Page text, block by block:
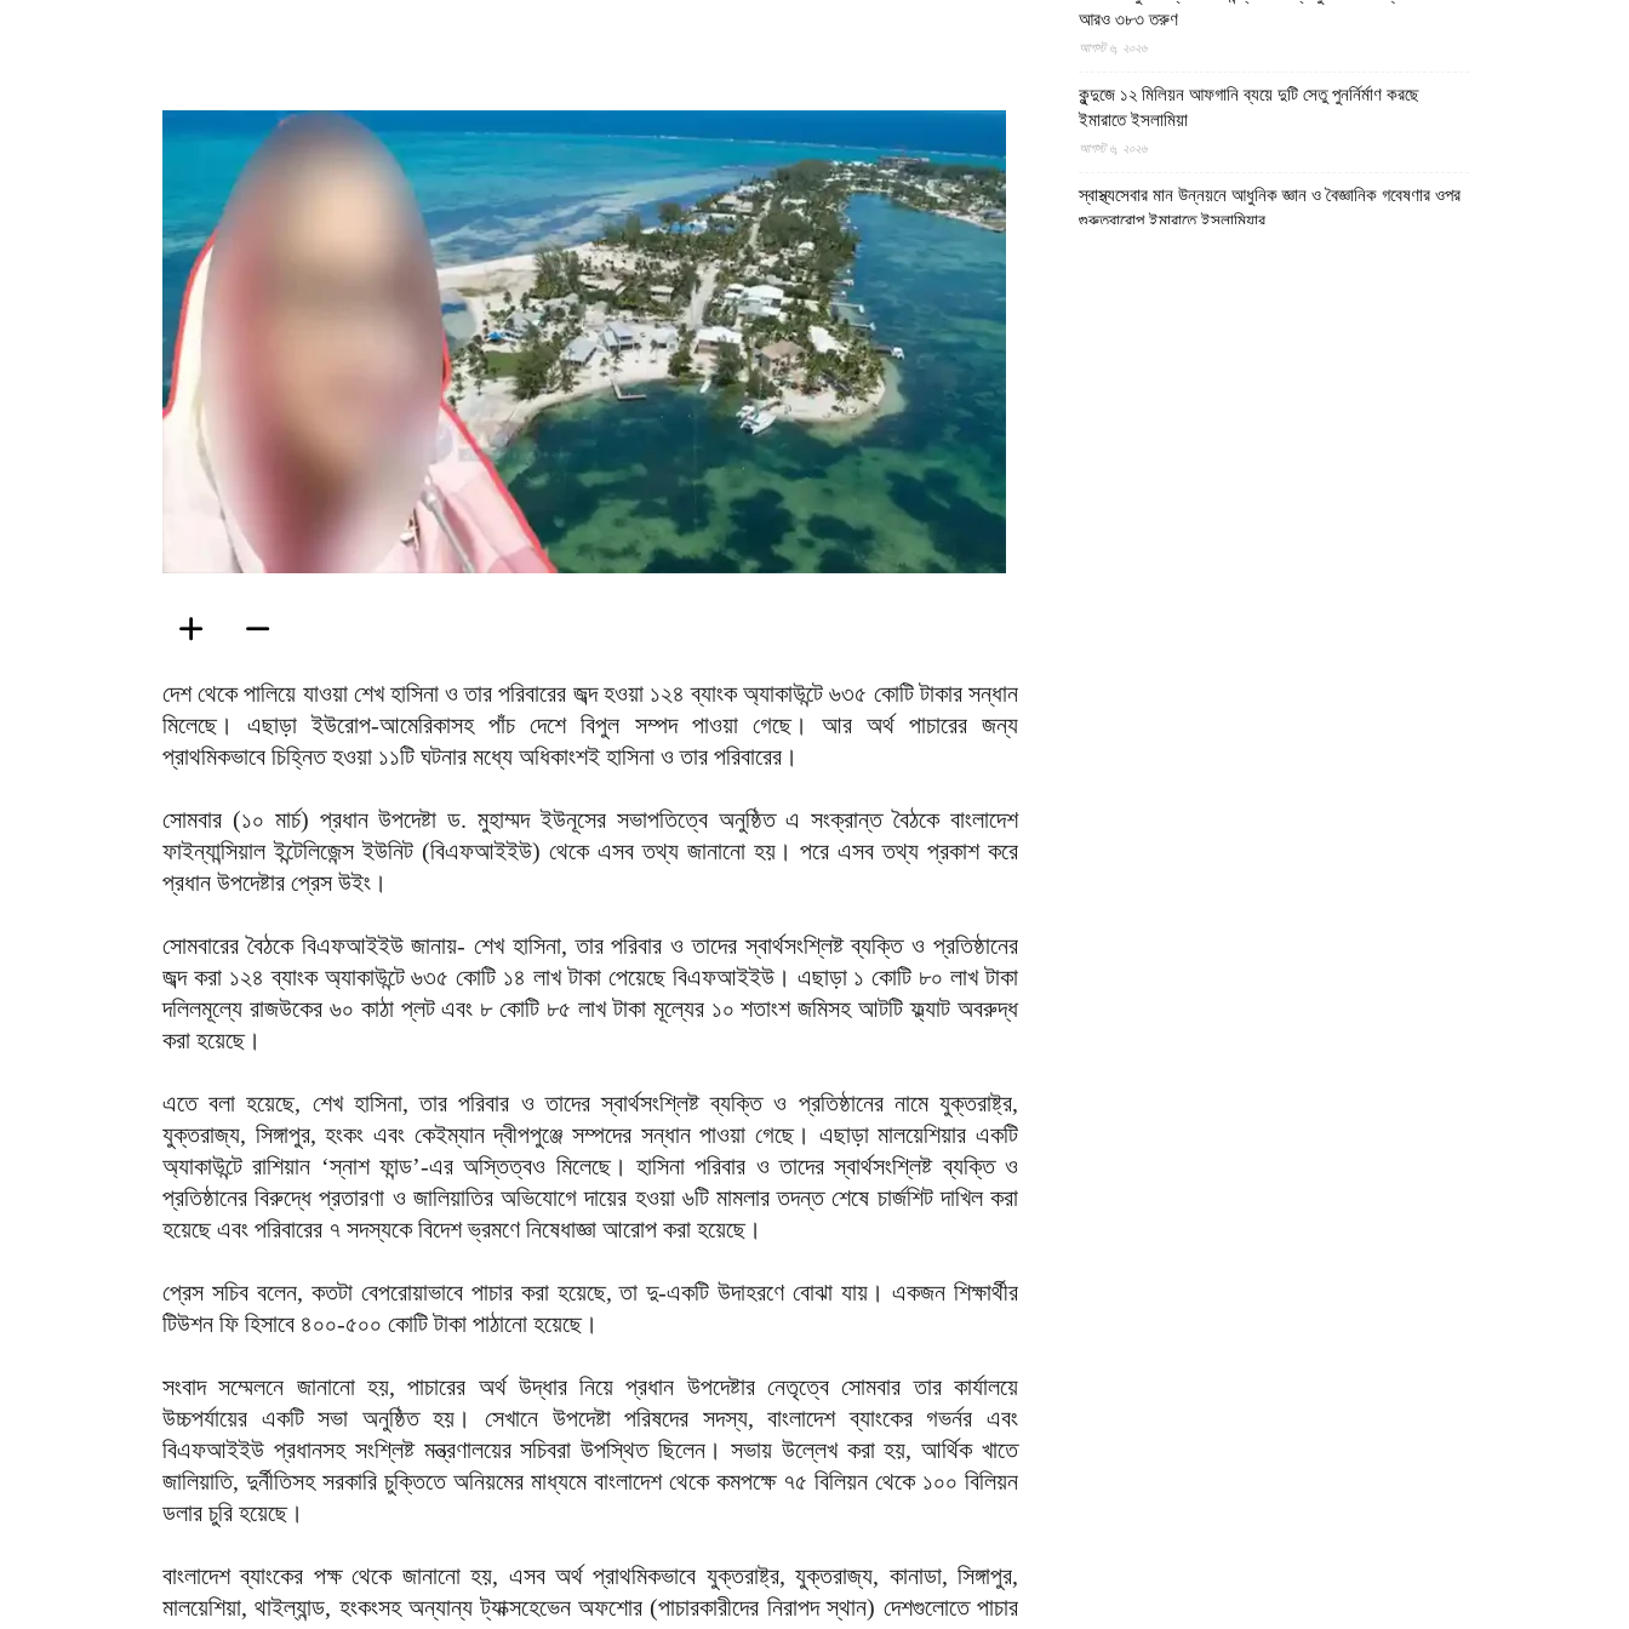
ফিরদাউস
দেশ থেকে পালিয়ে যাওয়া শেখ হাসিনা ও তার পরিবারের জব্দ হওয়া ১২৪ ব্যাংক অ্যাকাউন্টে ৬৩৫ কোটি টাকার সন্ধান
মিলেছে। এছাড়া ইউরোপ-আমেরিকাসহ পাঁচ দেশে বিপুল সম্পদ পাওয়া গেছে। আর অর্থ পাচারের জন্য
প্রাথমিকভাবে চিহ্নিত হওয়া ১১টি ঘটনার মধ্যে অধিকাংশই হাসিনা ও তার পরিবারের।
সোমবার (১০ মার্চ) প্রধান উপদেষ্টা ড. মুহাম্মদ ইউনূসের সভাপতিত্বে অনুষ্ঠিত এ সংক্রান্ত বৈঠকে বাংলাদেশ
ফাইন্যান্সিয়াল ইন্টেলিজেন্স ইউনিট (বিএফআইইউ) থেকে এসব তথ্য জানানো হয়। পরে এসব তথ্য প্রকাশ করে
প্রধান উপদেষ্টার প্রেস উইং।
সোমবারের বৈঠকে বিএফআইইউ জানায়- শেখ হাসিনা, তার পরিবার ও তাদের স্বার্থসংশ্লিষ্ট ব্যক্তি ও প্রতিষ্ঠানের
জব্দ করা ১২৪ ব্যাংক অ্যাকাউন্টে ৬৩৫ কোটি ১৪ লাখ টাকা পেয়েছে বিএফআইইউ। এছাড়া ১ কোটি ৮০ লাখ টাকা
দলিলমূল্যে রাজউকের ৬০ কাঠা প্লট এবং ৮ কোটি ৮৫ লাখ টাকা মূল্যের ১০ শতাংশ জমিসহ আটটি ফ্ল্যাট অবরুদ্ধ
করা হয়েছে।
এতে বলা হয়েছে, শেখ হাসিনা, তার পরিবার ও তাদের স্বার্থসংশ্লিষ্ট ব্যক্তি ও প্রতিষ্ঠানের নামে যুক্তরাষ্ট্র,
যুক্তরাজ্য, সিঙ্গাপুর, হংকং এবং কেইম্যান দ্বীপপুঞ্জে সম্পদের সন্ধান পাওয়া গেছে। এছাড়া মালয়েশিয়ার একটি
অ্যাকাউন্টে রাশিয়ান ‘স্নাশ ফান্ড’-এর অস্তিত্বও মিলেছে। হাসিনা পরিবার ও তাদের স্বার্থসংশ্লিষ্ট ব্যক্তি ও
প্রতিষ্ঠানের বিরুদ্ধে প্রতারণা ও জালিয়াতির অভিযোগে দায়ের হওয়া ৬টি মামলার তদন্ত শেষে চার্জশিট দাখিল করা
হয়েছে এবং পরিবারের ৭ সদস্যকে বিদেশ ভ্রমণে নিষেধাজ্ঞা আরোপ করা হয়েছে।
প্রেস সচিব বলেন, কতটা বেপরোয়াভাবে পাচার করা হয়েছে, তা দু-একটি উদাহরণে বোঝা যায়। একজন শিক্ষার্থীর
টিউশন ফি হিসাবে ৪০০-৫০০ কোটি টাকা পাঠানো হয়েছে।
সংবাদ সম্মেলনে জানানো হয়, পাচারের অর্থ উদ্ধার নিয়ে প্রধান উপদেষ্টার নেতৃত্বে সোমবার তার কার্যালয়ে
উচ্চপর্যায়ের একটি সভা অনুষ্ঠিত হয়। সেখানে উপদেষ্টা পরিষদের সদস্য, বাংলাদেশ ব্যাংকের গভর্নর এবং
বিএফআইইউ প্রধানসহ সংশ্লিষ্ট মন্ত্রণালয়ের সচিবরা উপস্থিত ছিলেন। সভায় উল্লেখ করা হয়, আর্থিক খাতে
জালিয়াতি, দুর্নীতিসহ সরকারি চুক্তিতে অনিয়মের মাধ্যমে বাংলাদেশ থেকে কমপক্ষে ৭৫ বিলিয়ন থেকে ১০০ বিলিয়ন
ডলার চুরি হয়েছে।
বাংলাদেশ ব্যাংকের পক্ষ থেকে জানানো হয়, এসব অর্থ প্রাথমিকভাবে যুক্তরাষ্ট্র, যুক্তরাজ্য, কানাডা, সিঙ্গাপুর,
মালয়েশিয়া, থাইল্যান্ড, হংকংসহ অন্যান্য ট্যাক্সহেভেন অফশোর (পাচারকারীদের নিরাপদ স্থান) দেশগুলোতে পাচার
আরও ৩৮৩ তরুণ
আগস্ট ৬, ২০২৬
কুন্দুজে ১২ মিলিয়ন আফগানি ব্যয়ে দুটি সেতু পুনর্নির্মাণ করছে
ইমারাতে ইসলামিয়া
আগস্ট ৬, ২০২৬
স্বাস্থ্যসেবার মান উন্নয়নে আধুনিক জ্ঞান ও বৈজ্ঞানিক গবেষণার ওপর
গুরুত্বারোপ ইমারাতে ইসলামিয়ার